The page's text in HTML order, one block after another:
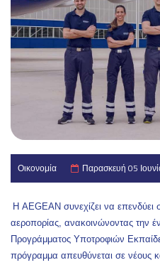
Οικονομία Παρασκευή 05
Η AEGEAN συνεχίζει να επενδύει
αεροπορίας, ανακοινώνοντας την
Προγράμματος Υποτροφιών
πρόγραμμα απευθύνεται σε νέους